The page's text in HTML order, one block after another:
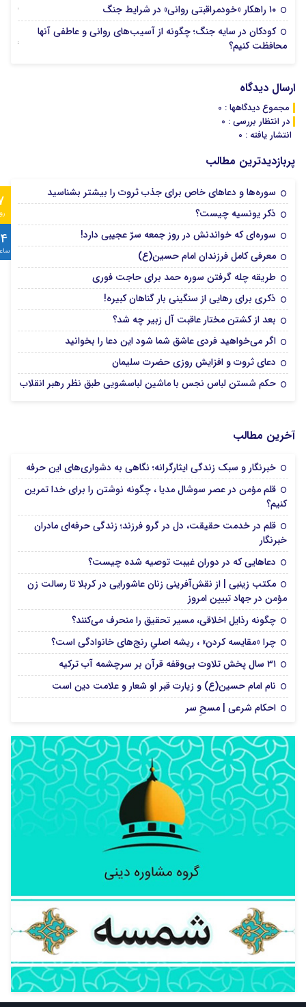
۱۰ راهکار «خودمراقبتی روانی» در شرایط جنگ 15 مارس 2026
کودکان در سایه جنگ؛ چگونه از آسیب‌های روانی و عاطفی آنها
محافظت کنیم؟
04 مارس 2026
ارسال دیدگاه
مجموع دیدگاهها : 0
در انتظار بررسی : 0
انتشار یافته : 0
پربازدیدترین مطالب
سوره‌ها و دعاهای خاص برای جذب ثروت را بیشتر بشناسید
ذکر یونسیه چیست؟
سوره‌ای که خواندنش در روز جمعه سرّ عجیبی دارد!
معرفی کامل فرزندان امام حسین(ع)
طریقه چله گرفتن سوره حمد برای حاجت فوری
ذکری برای رهایی از سنگینی بار گناهان کبیره!
بعد از کشتن مختار عاقبت آل زبیر چه شد؟
اگر می‌خواهید فردی عاشق شما شود این دعا را بخوانید
دعای ثروت و افزایش روزی حضرت سلیمان
حکم شستن لباس نجس با ماشین لباسشویی طبق نظر رهبر انقلاب
آخرین مطالب
خبرنگار و سبک زندگی ایثارگرانه؛ نگاهی به دشواری‌های این حرفه
قلم مؤمن در عصر سوشال مدیا ، چگونه نوشتن را برای خدا تمرین
کنیم؟
قلم در خدمت حقیقت، دل در گرو فرزند؛ زندگی حرفه‌ای مادران
خبرنگار
دعا‌هایی که در دوران غیبت توصیه شده چیست؟
مکتب زینبی | از نقش‌آفرینی زنان عاشورایی در کربلا تا رسالت زن
مؤمن در جهاد تبیین امروز
چگونه رذایل اخلاقی، مسیر تحقیق را منحرف می‌کنند؟
چرا «مقایسه کردن» ، ریشه اصلیِ رنج‌های خانوادگی است؟
۳۱ سال پخش تلاوت بی‌وقفه قرآن بر سرچشمه آب ترکیه
نام امام حسین(ع) و زیارت قبر او شعار و علامت دین است
احکام شرعی | مسحِ سر